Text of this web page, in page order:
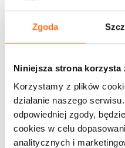
Zgoda
Niniejsza strona korzysta
Korzystamy z plików
działanie naszego
odpowiedniej zgody,
cookies w celu
analitycznych i